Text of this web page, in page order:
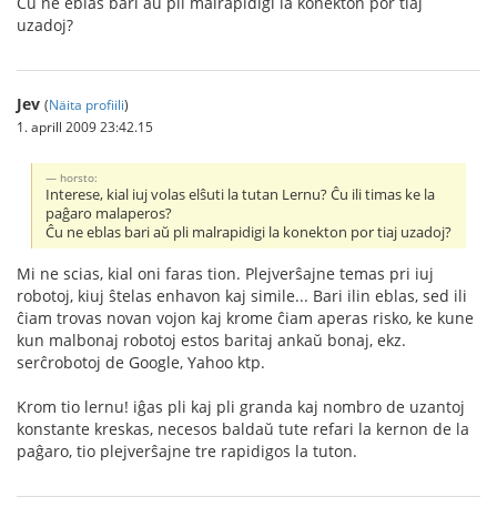
uzadoj?
Jev (Näita profiili)
1. aprill 2009 23:42.15
horsto:
Interese, kial iuj volas elŝuti la tutan Lernu? Ĉu ili timas ke la
paĝaro malaperos?
Ĉu ne eblas bari aŭ pli malrapidigi la konekton por tiaj uzadoj?
Mi ne scias, kial oni faras tion. Plejverŝajne temas pri iuj
robotoj, kiuj ŝtelas enhavon kaj simile... Bari ilin eblas, sed ili
ĉiam trovas novan vojon kaj krome ĉiam aperas risko, ke kune
kun malbonaj robotoj estos baritaj ankaŭ bonaj, ekz.
serĉrobotoj de Google, Yahoo ktp.
Krom tio lernu! iĝas pli kaj pli granda kaj nombro de uzantoj
konstante kreskas, necesos baldaŭ tute refari la kernon de la
paĝaro, tio plejverŝajne tre rapidigos la tuton.